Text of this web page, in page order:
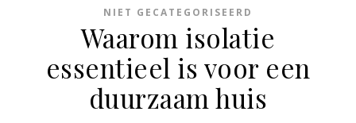
NIET GECATEGORISEERD
Waarom isolatie
essentieel is voor een
duurzaam huis